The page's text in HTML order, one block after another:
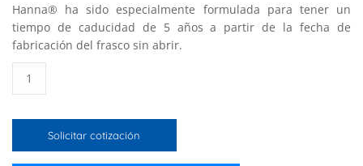
Hanna® ha sido especialmente formulada para tener un
tiempo de caducidad de 5 años a partir de la fecha de
fabricación del frasco sin abrir.
de
Solicitar cotización